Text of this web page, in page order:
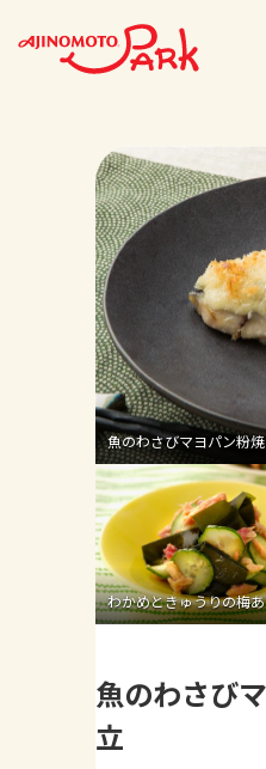
魚のわさびマヨパン粉
わかめときゅうりの梅
魚のわさび
立